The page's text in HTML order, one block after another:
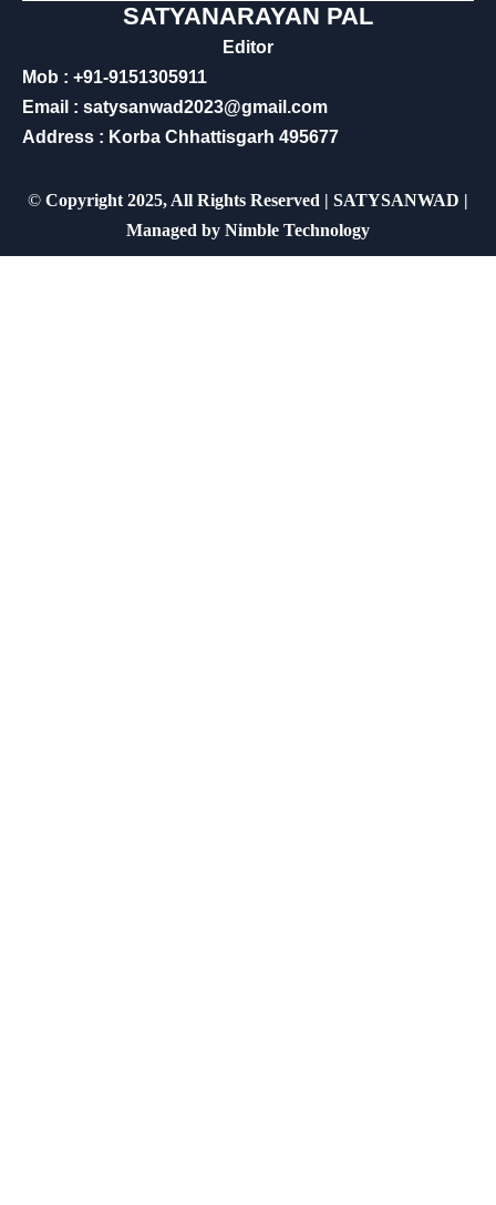
SATYANARAYAN PAL
Editor
Mob : +91-9151305911
Email : satysanwad2023@gmail.com
Address : Korba Chhattisgarh 495677
© Copyright 2025, All Rights Reserved | SATYSANWAD |
Managed by Nimble Technology